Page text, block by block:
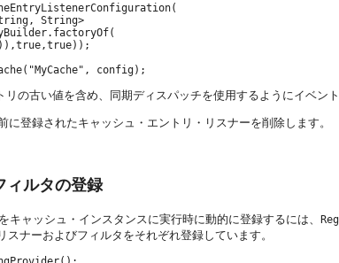
String>
の古い値を含め、同期ディスパッチを使用するようにイベン
に登録されたキャッシュ・エントリ・リスナーを削除します。
ィルタの登録
キャッシュ・インスタンスに実行時に動的に登録するには、
スナーおよびフィルタをそれぞれ登録しています。